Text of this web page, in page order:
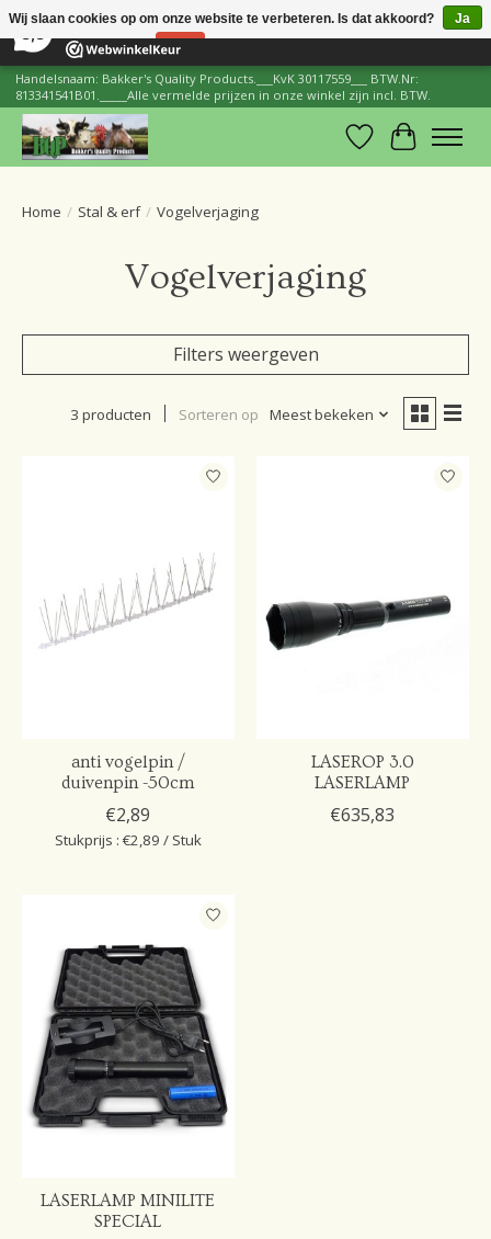
206 Reviews ×
Handelsnaam: Bakker's Quality Products.___KvK 30117559___ BTW.Nr:
813341541B01._____Alle vermelde prijzen in onze winkel zijn incl. BTW.
Verlanglijst
Home / Stal & erf / Vogelverjaging
Vogelverjaging
Filters weergeven
3 producten Sorteren op Meest bekeken
anti vogelpin /
duivenpin -50cm
€2,89
Stukprijs : €2,89 / Stuk
LASEROP 3.0
LASERLAMP
€635,83
LASERLAMP MINILITE
SPECIAL
Wij slaan cookies op om onze website te verbeteren. Is dat akkoord?
Ja
Nee